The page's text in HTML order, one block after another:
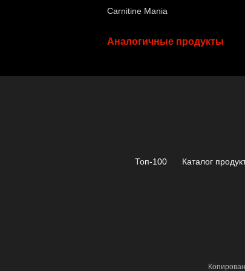
Carnitine Mania
Аналогичные продукты
Топ-100 Каталог